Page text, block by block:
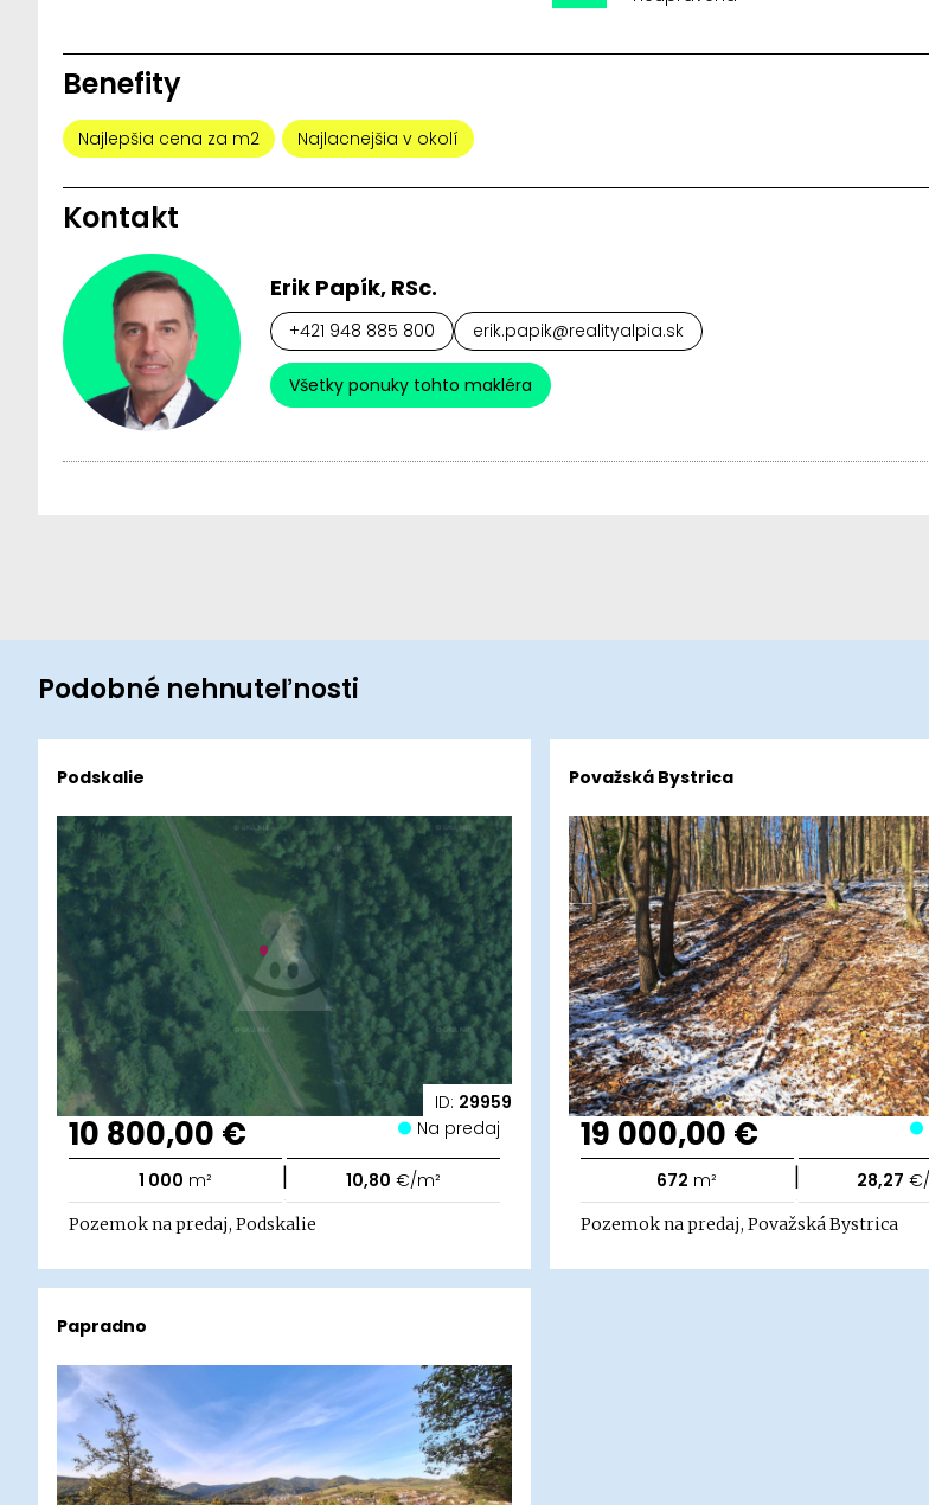
Benefity
Najlepšia cena za m2 Najlacnejšia v okolí
Kontakt
Erik Papík, RSc.
+421 948 885 800 erik.papik@realityalpia.sk
Všetky ponuky tohto makléra
Podobné nehnuteľnosti
ID: 29959
Podskalie
10 800,00 € Na predaj
1 000 m² | 10,80 €/m²
Pozemok na predaj, Podskalie
Považská Bystrica
19 000,00 €
672 m² | 28,27
Pozemok na predaj, Považská Bystrica
Papradno